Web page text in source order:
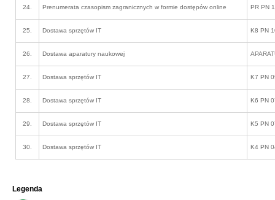
24. Prenumerata czasopism zagranicznych w formie dostępów online PR PN
25. Dostawa sprzętów IT K8 PN
26. Dostawa aparatury naukowej
27. Dostawa sprzętów IT K7 PN
28. Dostawa sprzętów IT K6 PN
29. Dostawa sprzętów IT K5 PN
30. Dostawa sprzętów IT K4 PN
Legenda